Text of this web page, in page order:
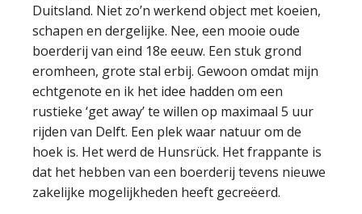
Duitsland. Niet zo’n werkend object met koeien,
schapen en dergelijke. Nee, een mooie oude
boerderij van eind 18e eeuw. Een stuk grond
eromheen, grote stal erbij. Gewoon omdat mijn
echtgenote en ik het idee hadden om een
rustieke ‘get away’ te willen op maximaal 5 uur
rijden van Delft. Een plek waar natuur om de
hoek is. Het werd de Hunsrück. Het frappante is
dat het hebben van een boerderij tevens nieuwe
zakelijke mogelijkheden heeft gecreëerd.